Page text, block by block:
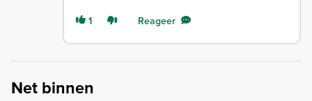
1 Reageer
Net binnen